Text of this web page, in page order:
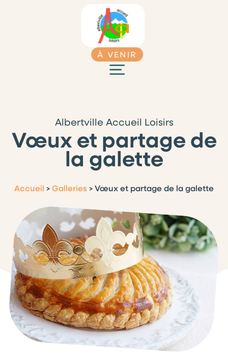
À VENIR
Albertville Accueil Loisirs
Vœux et partage de
la galette
Accueil >Galleries >Vœux et partage de la galette